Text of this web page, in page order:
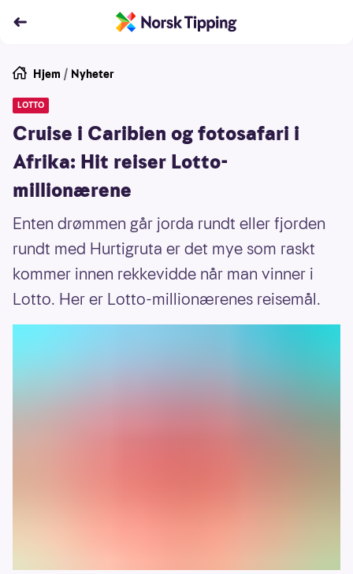
Hjem / Nyheter
LOTTO
Cruise i Caribien og fotosafari i
Afrika: Hit reiser Lotto-
millionærene
Enten drømmen går jorda rundt eller fjorden
rundt med Hurtigruta er det mye som raskt
kommer innen rekkevidde når man vinner i
Lotto. Her er Lotto-millionærenes reisemål.